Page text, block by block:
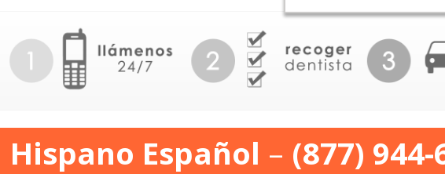
Español – (877) 944-